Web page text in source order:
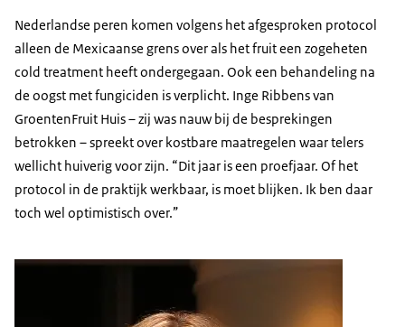
Nederlandse peren komen volgens het afgesproken protocol
alleen de Mexicaanse grens over als het fruit een zogeheten
cold treatment heeft ondergegaan. Ook een behandeling na
de oogst met fungiciden is verplicht. Inge Ribbens van
GroentenFruit Huis – zij was nauw bij de besprekingen
betrokken – spreekt over kostbare maatregelen waar telers
wellicht huiverig voor zijn. “Dit jaar is een proefjaar. Of het
protocol in de praktijk werkbaar, is moet blijken. Ik ben daar
toch wel optimistisch over.”